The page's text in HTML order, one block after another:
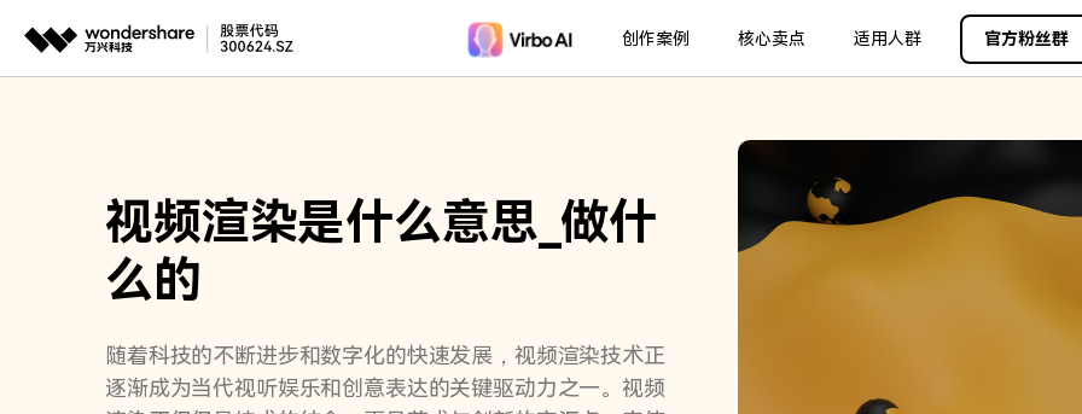
推荐产品
万兴剧厂
AI驱动的一站式精品影视内容创作平台
万兴喵影
万兴天幕
一句话生成视频/图片/音乐
万兴图示
一站式办公绘图利器 秒会的全能PDF编辑神器
政企服务
代理商
视频创意
交通运输 教育
新闻中心
活动专题
关于万兴
创业历程
供应商合作
加入我们
创作案例 核心卖点 适用人群 官方粉丝群
视频渲染是什么意思_做什
么的
随着科技的不断进步和数字化的快速发展，视频渲染技术正
逐渐成为当代视听娱乐和创意表达的关键驱动力之一。视频